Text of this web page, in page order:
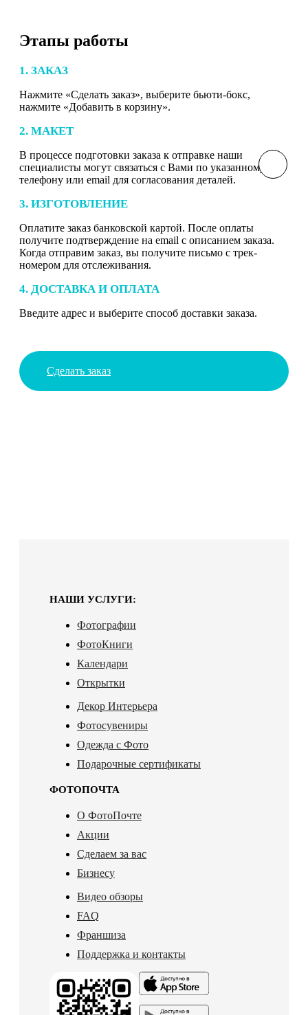
Этапы работы
1. ЗАКАЗ
Нажмите «Сделать заказ», выберите бьюти-бокс,
нажмите «Добавить в корзину».
2. МАКЕТ
В процессе подготовки заказа к отправке наши
специалисты могут связаться с Вами по указанному
телефону или email для согласования деталей.
3. ИЗГОТОВЛЕНИЕ
Оплатите заказ банковской картой. После оплаты
получите подтверждение на email с описанием заказа.
Когда отправим заказ, вы получите письмо с трек-
номером для отслеживания.
4. ДОСТАВКА И ОПЛАТА
Введите адрес и выберите способ доставки заказа.
Сделать заказ
НАШИ УСЛУГИ:
Фотографии
ФотоКниги
Календари
Открытки
Декор Интерьера
Фотосувениры
Одежда с Фото
Подарочные сертификаты
ФОТОПОЧТА
О ФотоПочте
Акции
Сделаем за вас
Бизнесу
Видео обзоры
FAQ
Франшиза
Поддержка и контакты